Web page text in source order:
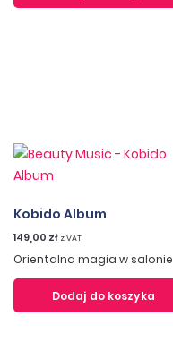
Kobido Album
149,00 zł z VAT
Orientalna magia w salonie
Dodaj do koszyka